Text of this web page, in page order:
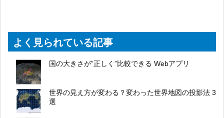
よく見られている記事
国の大きさが”正しく”比較できる Webアプリ
世界の見え方が変わる？変わった世界地図の投影法 3
選